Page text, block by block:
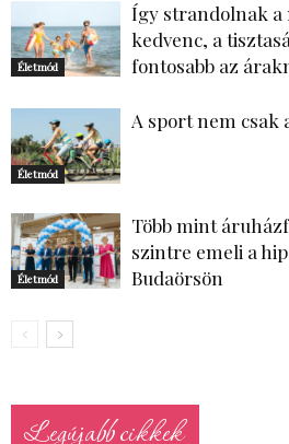
Életmód
Így strandolnak a
kedvenc, a
fontosabb az
Életmód
A sport nem csak
Életmód
Több mint
szintre emeli a
Budaörsön
Legújabb cikkek